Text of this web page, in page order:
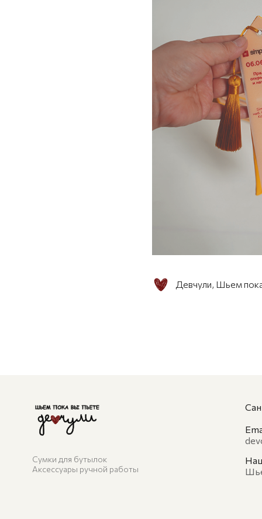
Девчули, Шьем
Сумки для бутылок
Аксессуары ручной работы